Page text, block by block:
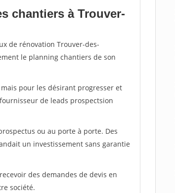
chantiers à Trouver-
de rénovation Trouver-des-
le planning chantiers de son
pour les désirant progresser et
de leads prospectsion
ou au porte à porte. Des
un investissement sans garantie
des demandes de devis en
société.